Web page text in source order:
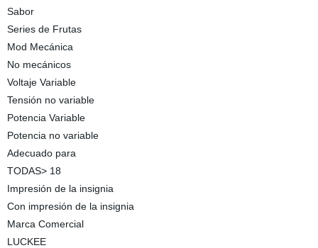
Sabor
Series de Frutas
Mod Mecánica
No mecánicos
Voltaje Variable
Tensión no variable
Potencia Variable
Potencia no variable
Adecuado para
TODAS> 18
Impresión de la insignia
Con impresión de la insignia
Marca Comercial
LUCKEE